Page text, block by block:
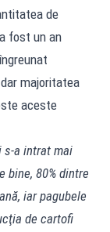
de
fost un an
majoritatea
aceste
s-a intrat mai
bine, 80% dintre
iar pagubele
de cartofi